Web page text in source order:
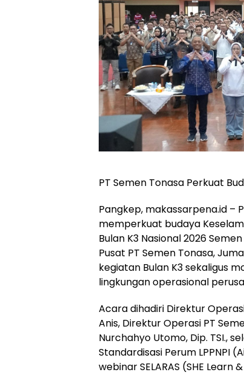
PT Semen Tonasa Perkuat
Pangkep, makassarpena.id –
memperkuat budaya
Bulan K3 Nasional 2026
Pusat PT Semen Tonasa,
kegiatan Bulan K3 sekaligus
lingkungan operasional
Acara dihadiri Direktur
Anis, Direktur Operasi PT
Nurchahyo Utomo, Dip. TSI.,
Standardisasi Perum LPPNPI
webinar SELARAS (SHE Learn